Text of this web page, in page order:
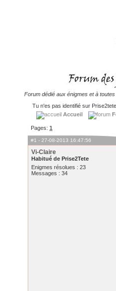
Forum dédié aux énigmes et à
Tu n'es pas identifié sur
Accueil
Pages: 1
#1 - 27-08-2013 16:47:56
Vi-Claire
Habitué de Prise2Tete
Enigmes résolues : 23
Messages : 34